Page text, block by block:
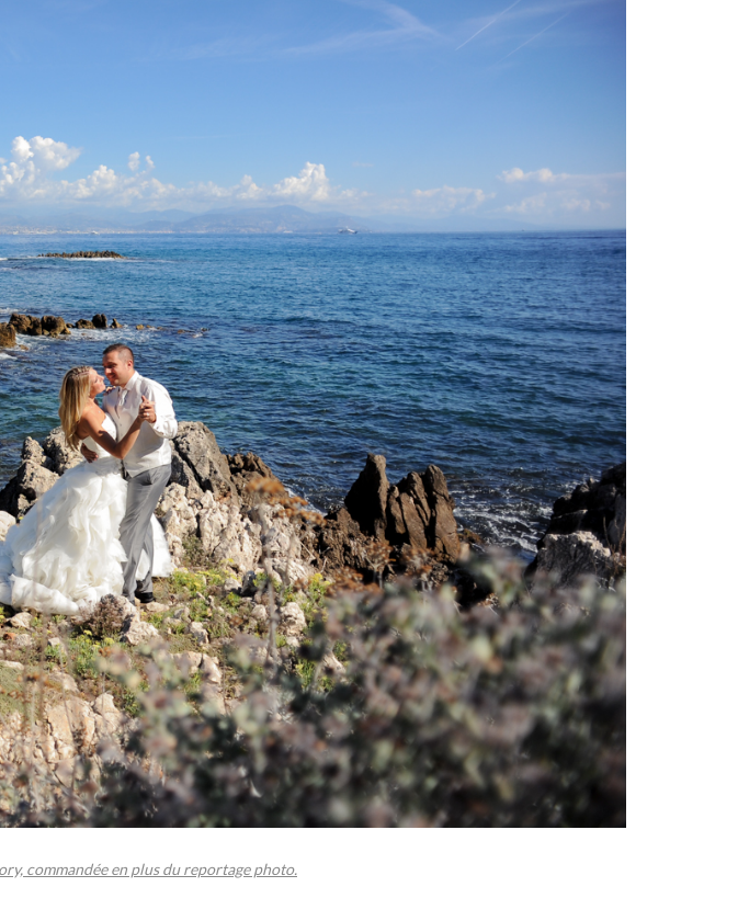
commandée en plus du reportage photo.